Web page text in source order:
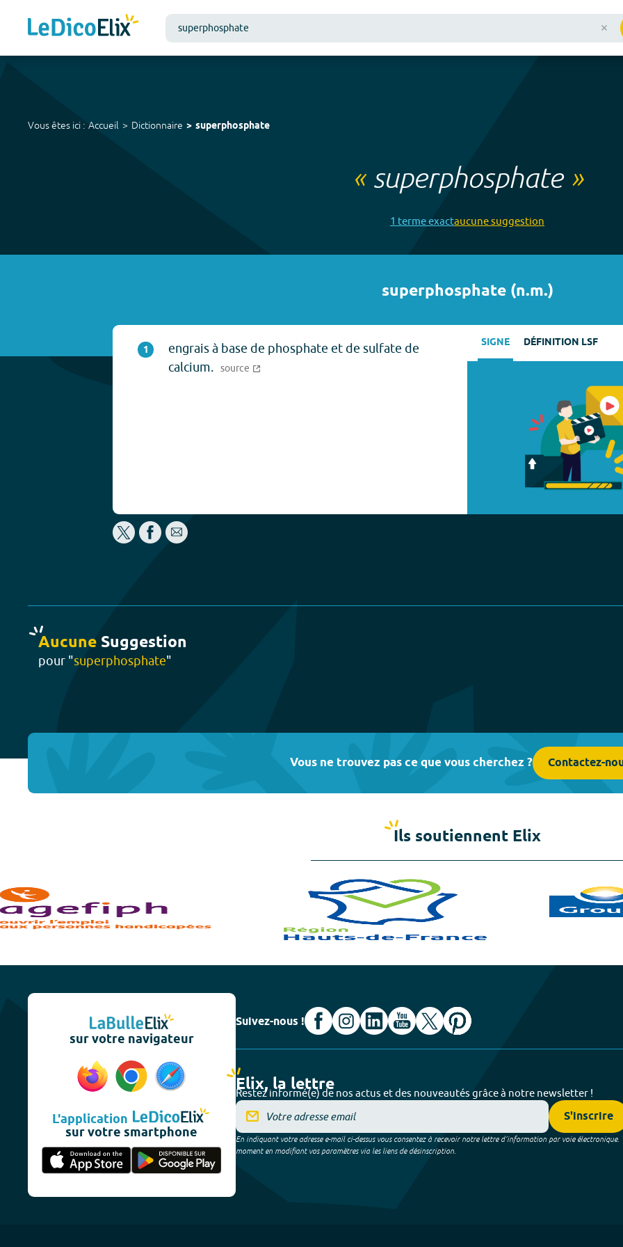
Vous êtes ici : Accueil Dictionnaire superphosphate
« superphosphate»
1 termeexactaucunesuggestion
superphosphate(n.m.)
1
engrais à base de phosphate et de sulfate de
calcium. source
SIGNE DÉFINITION LSF
Aucune Suggestion
pour "superphosphate"
Vous ne trouvez pas ce que vous cherchez ? Contactez-
Ils soutiennent Elix
sur votre navigateur
L'application
sur votre smartphone
Suivez-nous !
Elix, la lettre
Restez informé(e) de nos actus et des nouveautés grâce à notre newsletter !
S'inscrire
En indiquant votre adresse e-mail ci-dessus vous consentez à recevoir notre lettre d’information par voie électronique.
moment en modifiant vos paramètres via les liens de désinscription.